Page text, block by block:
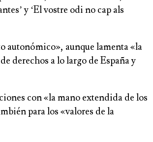
y ‘El vostre odi no cap als
autonómico», aunque lamenta «la
derechos a lo largo de España y
con «la mano extendida de los
para los «valores de la